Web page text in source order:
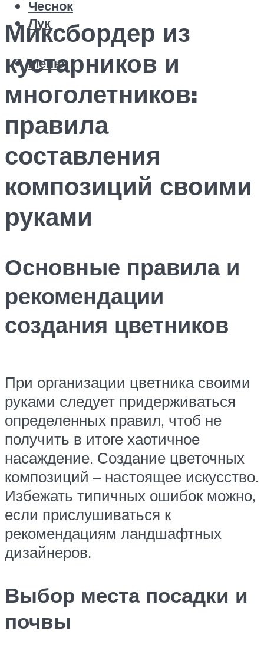
Чеснок
Лук
Меню
Миксбордер из
кустарников и
многолетников:
правила
составления
композиций своими
руками
Основные правила и
рекомендации
создания цветников
При организации цветника своими
руками следует придерживаться
определенных правил, чтоб не
получить в итоге хаотичное
насаждение. Создание цветочных
композиций – настоящее искусство.
Избежать типичных ошибок можно,
если прислушиваться к
рекомендациям ландшафтных
дизайнеров.
Выбор места посадки и
почвы